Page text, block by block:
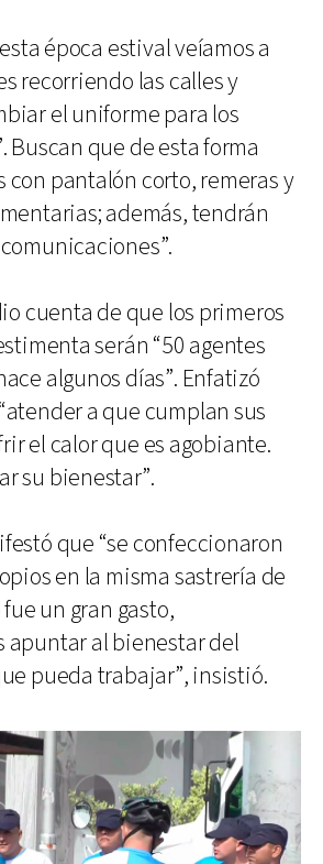
época estival veíamos a
recorriendo las calles y
el uniforme para los
Buscan que de esta forma
con pantalón corto, remeras y
además, tendrán
cuenta de que los primeros
serán “50 agentes
algunos días”. Enfatizó
a que cumplan sus
el calor que es agobiante.
su bienestar”.
que “se confeccionaron
en la misma sastrería de
un gran gasto,
apuntar al bienestar del
pueda trabajar”, insistió.